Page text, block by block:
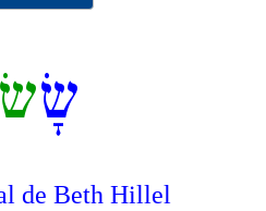
שָׂשׂ
de Beth Hillel